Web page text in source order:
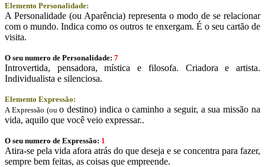
Elemento Personalidade:
A Personalidade (ou Aparência) representa o modo de se relacionar
com o mundo. Indica como os outros te enxergam. É o seu cartão de
visita.
O seu numero de Personalidade: 7
Introvertida, pensadora, mística e filosofa. Criadora e artista.
Individualista e silenciosa.
Elemento Expressão:
A Expressão (ouo destino) indica o caminho a seguir, a sua missão na
vida, aquilo que você veio expressar..
O seu numero de Expressão: 1
Atira-se pela vida afora atrás do que deseja e se concentra para fazer,
sempre bem feitas, as coisas que empreende.